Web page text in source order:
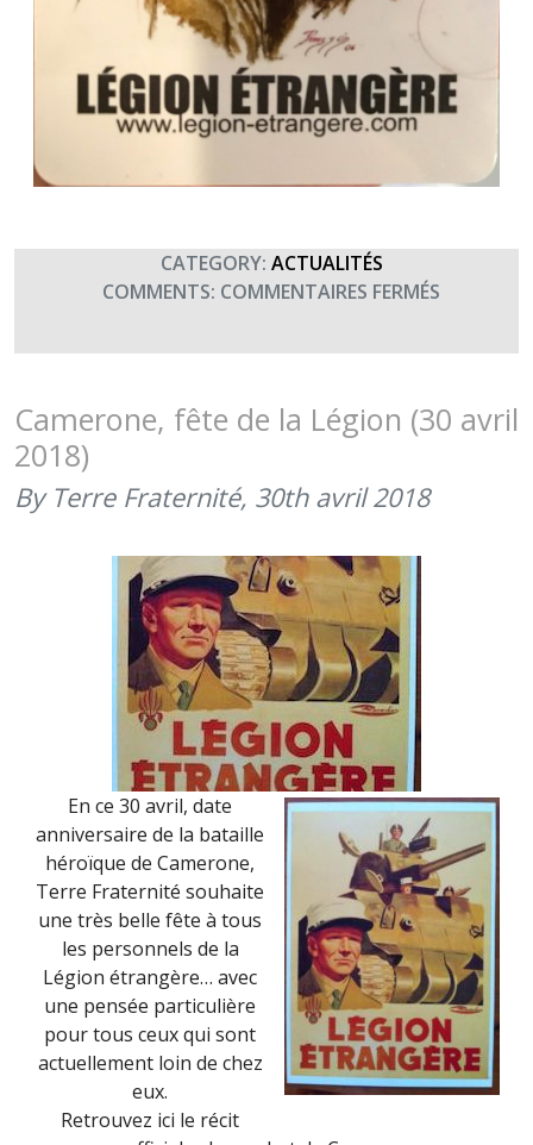
CATEGORY: ACTUALITÉS
COMMENTS: COMMENTAIRES FERMÉS
ANTOINE,
DE
LA
Camerone, fête de la Légion (30 avril
2018)
By Terre Fraternité, 30th avril 2018
En ce 30 avril, date
anniversaire de la bataille
héroïque de Camerone,
Terre Fraternité souhaite
une très belle fête à tous
les personnels de la
Légion étrangère… avec
une pensée particulière
pour tous ceux qui sont
actuellement loin de chez
eux.
Retrouvez ici le récit